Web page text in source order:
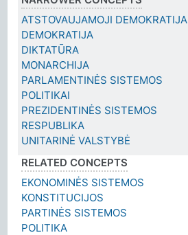
ATSTOVAUJAMOJI DEMOKRATIJA
DEMOKRATIJA
DIKTATŪRA
MONARCHIJA
PARLAMENTINĖS SISTEMOS
POLITIKAI
PREZIDENTINĖS SISTEMOS
RESPUBLIKA
UNITARINĖ VALSTYBĖ
RELATED CONCEPTS
EKONOMINĖS SISTEMOS
KONSTITUCIJOS
PARTINĖS SISTEMOS
POLITIKA